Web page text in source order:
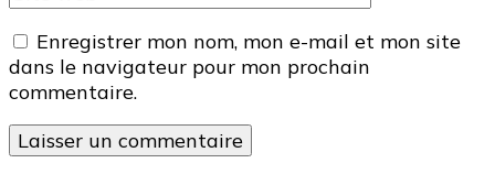
web
Enregistrer mon nom, mon e-mail et mon site
dans le navigateur pour mon prochain
commentaire.